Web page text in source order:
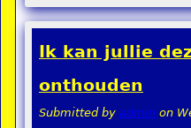
Ik kan jullie
onthouden
Submitted by admin on